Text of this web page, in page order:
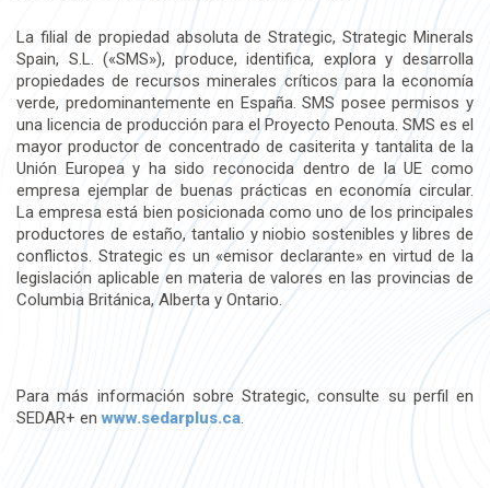
La filial de propiedad absoluta de Strategic, Strategic Minerals
Spain, S.L. («SMS»), produce, identifica, explora y desarrolla
propiedades de recursos minerales críticos para la economía
verde, predominantemente en España. SMS posee permisos y
una licencia de producción para el Proyecto Penouta. SMS es el
mayor productor de concentrado de casiterita y tantalita de la
Unión Europea y ha sido reconocida dentro de la UE como
empresa ejemplar de buenas prácticas en economía circular.
La empresa está bien posicionada como uno de los principales
productores de estaño, tantalio y niobio sostenibles y libres de
conflictos. Strategic es un «emisor declarante» en virtud de la
legislación aplicable en materia de valores en las provincias de
Columbia Británica, Alberta y Ontario.
Para más información sobre Strategic, consulte su perfil en
SEDAR+ enwww.sedarplus.ca.